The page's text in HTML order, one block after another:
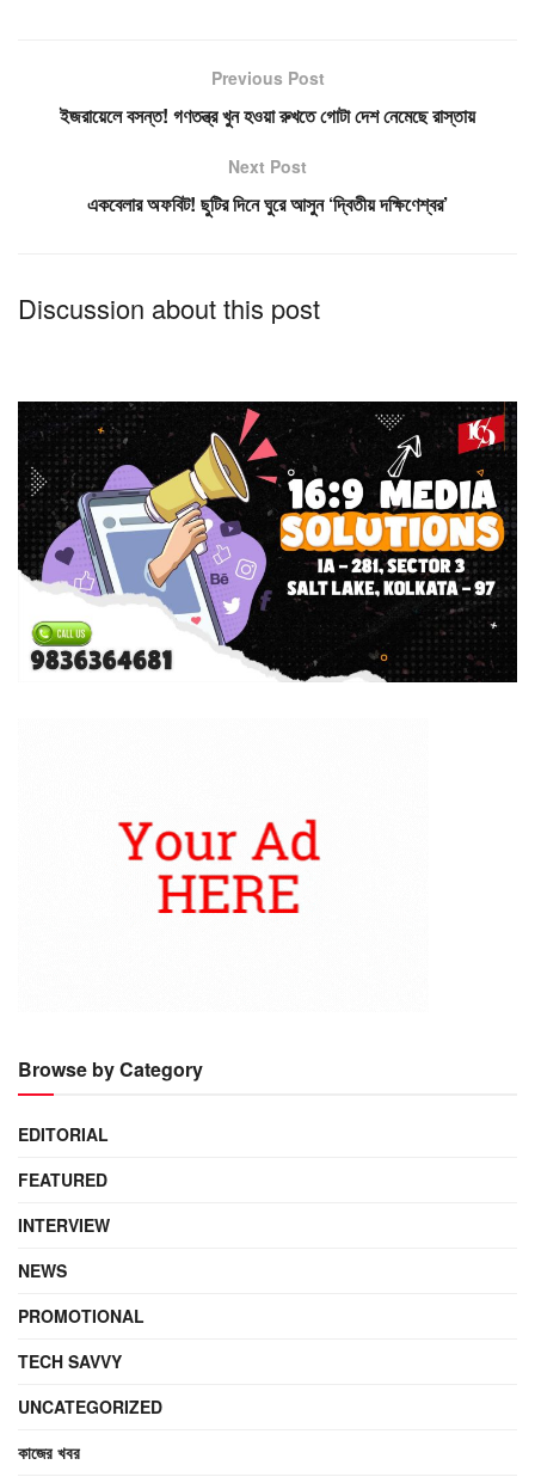
Previous Post
ইজরায়েলে বসন্ত! গণতন্ত্র খুন হওয়া রুখতে গোটা দেশ নেমেছে রাস্তায়
Next Post
একবেলার অফবিট! ছুটির দিনে ঘুরে আসুন ‘দ্বিতীয় দক্ষিণেশ্বর’
Discussion about this post
Browse by Category
EDITORIAL
FEATURED
INTERVIEW
NEWS
PROMOTIONAL
TECH SAVVY
UNCATEGORIZED
কাজের খবর